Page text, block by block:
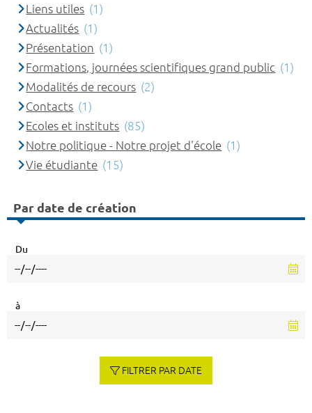
Liens utiles (1)
Actualités (1)
Présentation (1)
Formations, journées scientifiques grand public (1)
Modalités de recours (2)
Contacts (1)
Ecoles et instituts (85)
Notre politique - Notre projet d'école (1)
Vie étudiante (15)
Par date de création
Du
à
FILTRER PAR DATE